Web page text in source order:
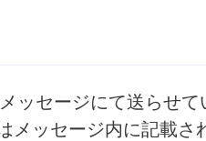
ッセージにて送らせて
メッセージ内に記載さ